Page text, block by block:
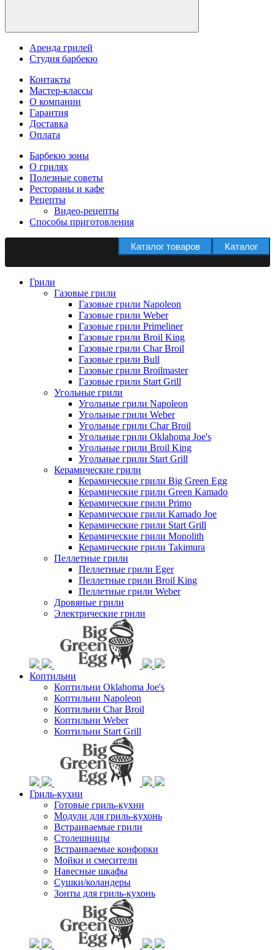
Аренда грилей
Студия барбекю
Контакты
Мастер-классы
О компании
Гарантия
Доставка
Оплата
Барбекю зоны
О грилях
Полезные советы
Рестораны и кафе
Рецепты
Видео-рецепты
Способы приготовления
Каталог
Каталог товаров
Грили
Газовые грили
Газовые грили Napoleon
Газовые грили Weber
Газовые грили Primeliner
Газовые грили Broil King
Газовые грили Char Broil
Газовые грили Bull
Газовые грили Broilmaster
Газовые грили Start Grill
Угольные грили
Угольные грили Napoleon
Угольные грили Weber
Угольные грили Char Broil
Угольные грили Oklahoma Joe's
Угольные грили Broil King
Угольные грили Start Grill
Керамические грили
Керамические грили Big Green Egg
Керамические грили Green Kamado
Керамические грили Primo
Керамические грили Kamado Joe
Керамические грили Start Grill
Керамические грили Monolith
Керамические грили Takimura
Пеллетные грили
Пеллетные грили Eger
Пеллетные грили Broil King
Пеллетные грили Weber
Дровяные грили
Электрические грили
Коптильни
Коптильни Oklahoma Joe's
Коптильни Napoleon
Коптильни Char Broil
Коптильни Weber
Коптильни Start Grill
Гриль-кухни
Готовые гриль-кухни
Модули для гриль-кухонь
Встраиваемые грили
Столешницы
Встраиваемые конфорки
Мойки и смесители
Навесные шкафы
Сушки/коландеры
Зонты для гриль-кухонь